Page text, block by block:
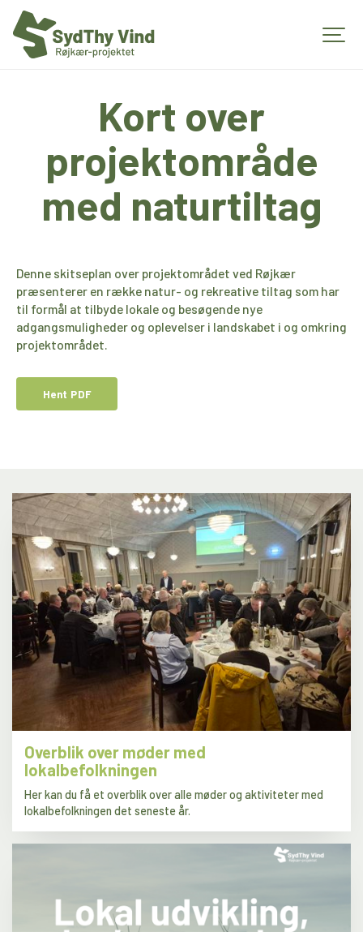
Kort over
projektområde
med naturtiltag
Denne skitseplan over projektområdet ved Røjkær
præsenterer en række natur- og rekreative tiltag som har
til formål at tilbyde lokale og besøgende nye
adgangsmuligheder og oplevelser i landskabet i og omkring
projektområdet.
Hent PDF
Overblik over møder med
lokalbefolkningen
Her kan du få et overblik over alle møder og aktiviteter med
lokalbefolkningen det seneste år.